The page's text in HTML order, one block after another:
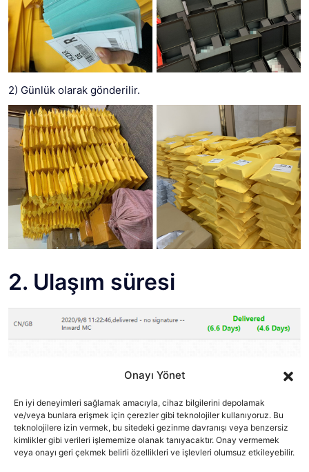
Onayı Yönet
En iyi deneyimleri sağlamak amacıyla, cihaz bilgilerini depolamak
ve/veya bunlara erişmek için çerezler gibi teknolojiler kullanıyoruz. Bu
teknolojilere izin vermek, bu sitedeki gezinme davranışı veya benzersiz
kimlikler gibi verileri işlememize olanak tanıyacaktır. Onay vermemek
veya onayı geri çekmek belirli özellikleri ve işlevleri olumsuz etkileyebilir.
2) Günlük olarak gönderilir.
2. Ulaşım süresi